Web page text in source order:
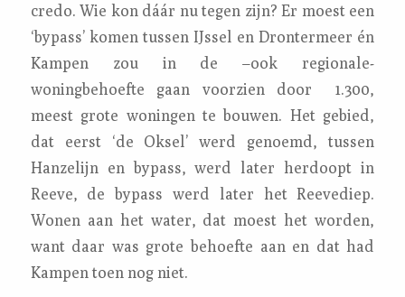
credo. Wie kon dáár nu tegen zijn? Er moest een
‘bypass’ komen tussen IJssel en Drontermeer én
Kampen zou in de –ook regionale-
woningbehoefte gaan voorzien door 1.300,
meest grote woningen te bouwen. Het gebied,
dat eerst ‘de Oksel’ werd genoemd, tussen
Hanzelijn en bypass, werd later herdoopt in
Reeve, de bypass werd later het Reevediep.
Wonen aan het water, dat moest het worden,
want daar was grote behoefte aan en dat had
Kampen toen nog niet.